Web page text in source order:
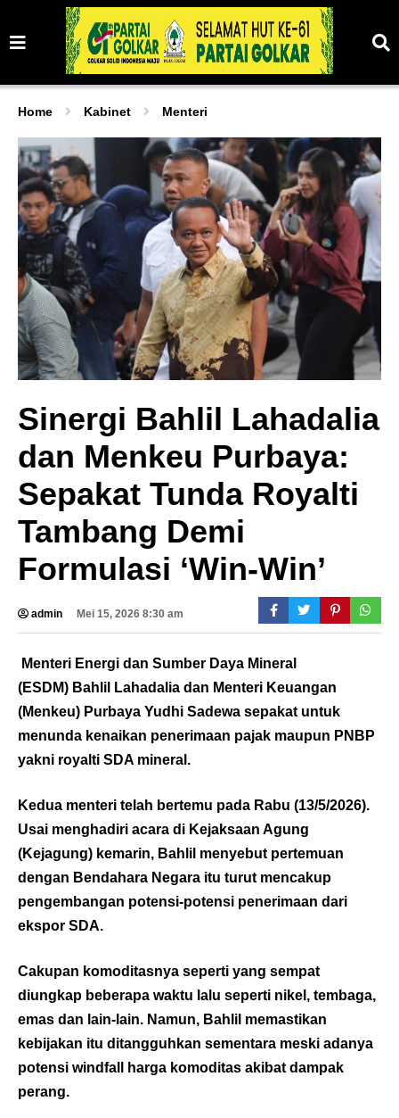
Home Kabinet Menteri
Sinergi Bahlil Lahadalia
dan Menkeu Purbaya:
Sepakat Tunda Royalti
Tambang Demi
Formulasi ‘Win-Win’
admin Mei 15, 2026 8:30 am
Menteri Energi dan Sumber Daya Mineral
(ESDM) Bahlil Lahadalia dan Menteri Keuangan
(Menkeu) Purbaya Yudhi Sadewa sepakat untuk
menunda kenaikan penerimaan pajak maupun PNBP
yakni royalti SDA mineral.
Kedua menteri telah bertemu pada Rabu (13/5/2026).
Usai menghadiri acara di Kejaksaan Agung
(Kejagung) kemarin, Bahlil menyebut pertemuan
dengan Bendahara Negara itu turut mencakup
pengembangan potensi-potensi penerimaan dari
ekspor SDA.
Cakupan komoditasnya seperti yang sempat
diungkap beberapa waktu lalu seperti nikel, tembaga,
emas dan lain-lain. Namun, Bahlil memastikan
kebijakan itu ditangguhkan sementara meski adanya
potensi windfall harga komoditas akibat dampak
perang.